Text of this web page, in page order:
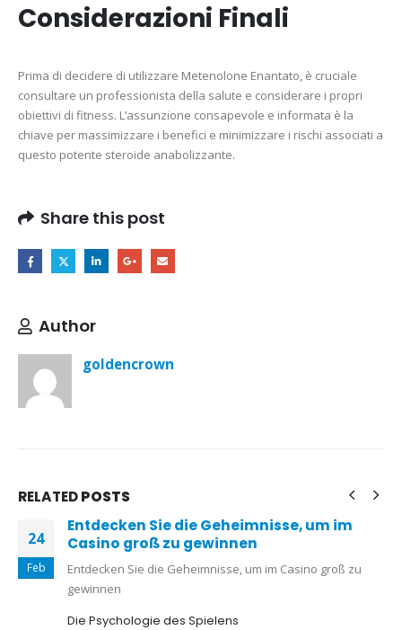
Considerazioni Finali
Prima di decidere di utilizzare Metenolone Enantato, è cruciale
consultare un professionista della salute e considerare i propri
obiettivi di fitness. L’assunzione consapevole e informata è la
chiave per massimizzare i benefici e minimizzare i rischi associati a
questo potente steroide anabolizzante.
Share this post
Author
goldencrown
RELATEDPOSTS
Entdecken Sie die Geheimnisse, um im
Casino groß zu gewinnen
Entdecken Sie die Geheimnisse, um im Casino groß zu
Die Psychologie des Spielens
May